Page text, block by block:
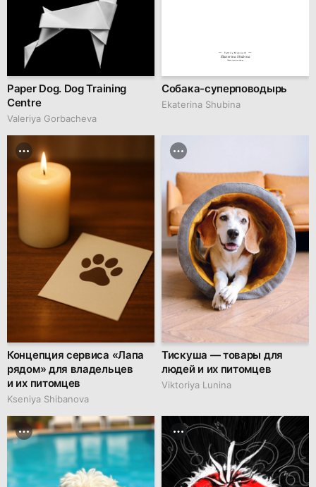
Paper Dog. Dog Training
Centre
Valeriya Gorbacheva
Family Museum
Ekaterina Shubina
Собака-суперповодырь
Собака-суперповодырь
Ekaterina Shubina
Концепция сервиса «Лапа
рядом» для владельцев
и их питомцев
Kseniya Shibanova
Тискуша — товары для
людей и их питомцев
Viktoriya Lunina